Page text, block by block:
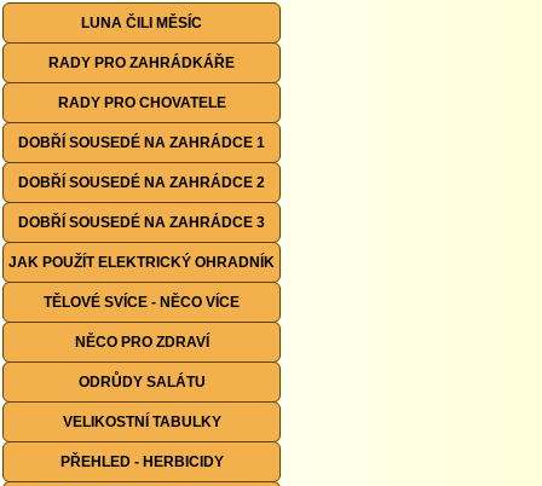
LUNA ČILI MĚSÍC
RADY PRO ZAHRÁDKÁŘE
RADY PRO CHOVATELE
DOBŘÍ SOUSEDÉ NA ZAHRÁDCE 1
DOBŘÍ SOUSEDÉ NA ZAHRÁDCE 2
DOBŘÍ SOUSEDÉ NA ZAHRÁDCE 3
JAK POUŽÍT ELEKTRICKÝ OHRADNÍK
TĚLOVÉ SVÍCE - NĚCO VÍCE
NĚCO PRO ZDRAVÍ
ODRŮDY SALÁTU
VELIKOSTNÍ TABULKY
PŘEHLED - HERBICIDY